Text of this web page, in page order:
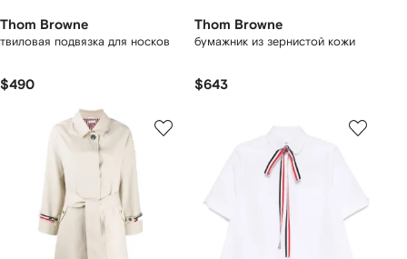
Thom Browne
твиловая подвязка для носков
$490
Thom Browne
бумажник из зернистой кожи
$643